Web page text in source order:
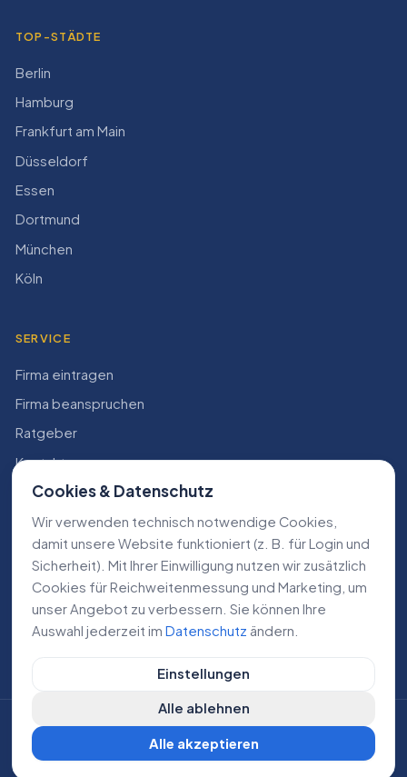
TOP-STÄDTE
Berlin
Hamburg
Frankfurt am Main
Düsseldorf
Essen
Dortmund
München
Köln
SERVICE
Firma eintragen
Firma beanspruchen
Ratgeber
Kontakt
Konto
RECHTLICHES
Impressum
Datenschutz
AGB
©2026Lokale Dienstleistungen. Alle Rechte vorbehalten.
CH Cookie-Einstellungen
Cookies & Datenschutz
Wir verwenden technisch notwendige Cookies,
damit unsere Website funktioniert (z. B. für Login und
Sicherheit). Mit Ihrer Einwilligung nutzen wir zusätzlich
Cookies für Reichweiten­messung und Marketing, um
unser Angebot zu verbessern. Sie können Ihre
Auswahl jederzeit im Datenschutz ändern.
Einstellungen
Alle ablehnen
Alle akzeptieren